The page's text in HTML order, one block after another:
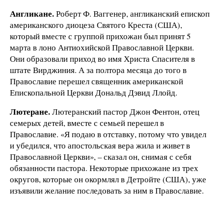
Англикане.Роберт Ф. Ваггенер, англиканский епископ
американского диоцеза Святого Креста (США),
который вместе с группой прихожан был принят 5
марта в лоно Антиохийской Православной Церкви.
Они образовали приход во имя Христа Спасителя в
штате Вирджиния. А за полтора месяца до того в
Православие перешел священник американской
Епископальной Церкви Дональд Дэвид Ллойд.
Лютеране.Лютеранский пастор Джон Фентон, отец
семерых детей, вместе с семьей перешел в
Православие. «Я подаю в отставку, потому что увидел
и убедился, что апостольская вера жила и живет в
Православной Церкви», – сказал он, снимая с себя
обязанности пастора. Некоторые прихожане из трех
округов, которые он окормлял в Детройте (США), уже
изъявили желание последовать за ним в Православие.